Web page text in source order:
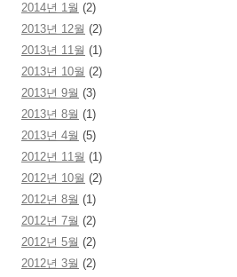
2014년 1월 (2)
2013년 12월 (2)
2013년 11월 (1)
2013년 10월 (2)
2013년 9월 (3)
2013년 8월 (1)
2013년 4월 (5)
2012년 11월 (1)
2012년 10월 (2)
2012년 8월 (1)
2012년 7월 (2)
2012년 5월 (2)
2012년 3월 (2)